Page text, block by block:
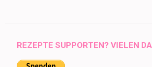
REZEPTE SUPPORTEN? VIELEN